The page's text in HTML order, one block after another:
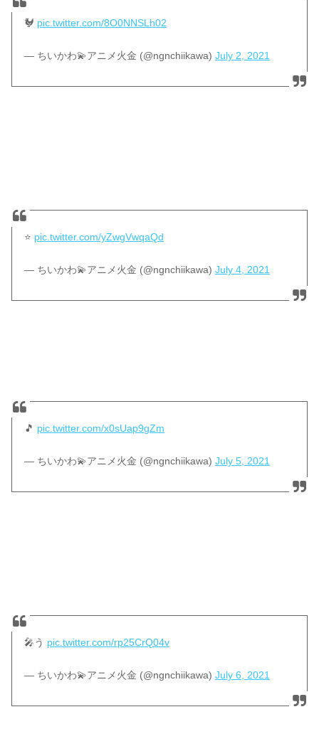
🐓 pic.twitter.com/8O0NNSLh02
— ちいかわ💫アニメ火金 (@ngnchiikawa)July 2, 2021
⭐️ pic.twitter.com/yZwgVwqaQd
— ちいかわ💫アニメ火金 (@ngnchiikawa)July 4, 2021
🎵 pic.twitter.com/x0sUap9gZm
— ちいかわ💫アニメ火金 (@ngnchiikawa)July 5, 2021
🎤う pic.twitter.com/rp25CrQ04v
— ちいかわ💫アニメ火金 (@ngnchiikawa)July 6, 2021